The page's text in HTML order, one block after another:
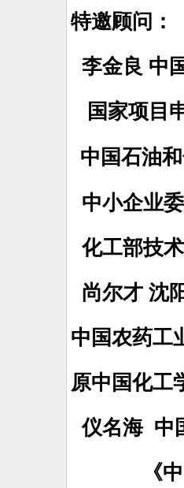
特邀顾问：
李金良 中
国家项目
中国石油
中小企业
化工部技
尚尔才 沈
中国农药工
原中国化工
仪名海 中
《中国